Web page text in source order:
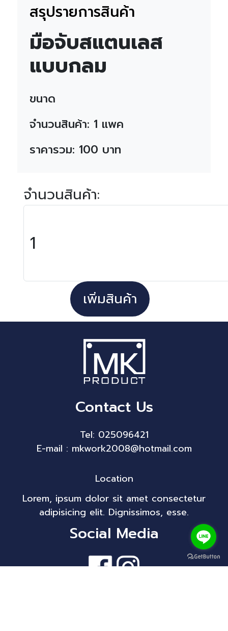
สรุปรายการสินค้า
มือจับสแตนเลส
แบบกลม
ขนาด
จำนวนสินค้า: 1 แพค
ราคารวม: 100 บาท
จำนวนสินค้า:
เพิ่มสินค้า
Contact Us
Tel: 025096421
E-mail : mkwork2008@hotmail.com
Location
Lorem, ipsum dolor sit amet consectetur
adipisicing elit. Dignissimos, esse.
Social Media